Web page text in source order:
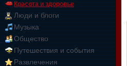
Красота и здоровье
Люди и блоги
Музыка
Общество
Путешествия и события
Развлечения